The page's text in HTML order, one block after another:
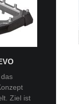
Ziel ist
Tobi